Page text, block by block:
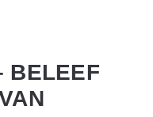
BELEEF